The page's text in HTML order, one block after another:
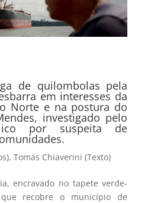
de quilombolas pela
em interesses da
Norte e na postura do
investigado pelo
por suspeita de
, Tomás Chiaverini (Texto)
encravado no tapete verde-
recobre o município de